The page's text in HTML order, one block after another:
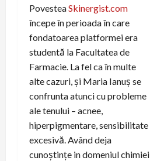
PovesteaSkinergist.com
începe în perioada în care
fondatoarea platformei era
studentă la Facultatea de
Farmacie. La fel ca în multe
alte cazuri, și Maria Ianuș se
confrunta atunci cu probleme
ale tenului – acnee,
hiperpigmentare, sensibilitate
excesivă. Având deja
cunoștințe in domeniul chimiei